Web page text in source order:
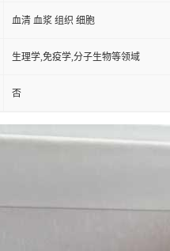
血清 血浆 组织 细胞
生理学,免疫学,分子生物等领域
否